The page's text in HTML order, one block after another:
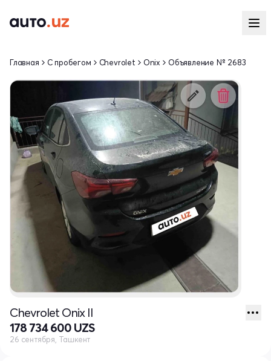
Главная С пробегом Chevrolet Onix Объявление № 2683
Chevrolet Onix II
178 734 600 UZS
26 сентября, Ташкент